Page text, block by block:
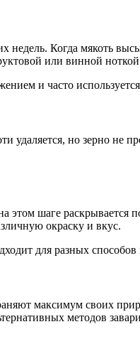
Когда мякоть
или винной
и часто
удаляется, но зерно
шаге раскрывается
окраску и вкус.
для разных
максимум своих
методов